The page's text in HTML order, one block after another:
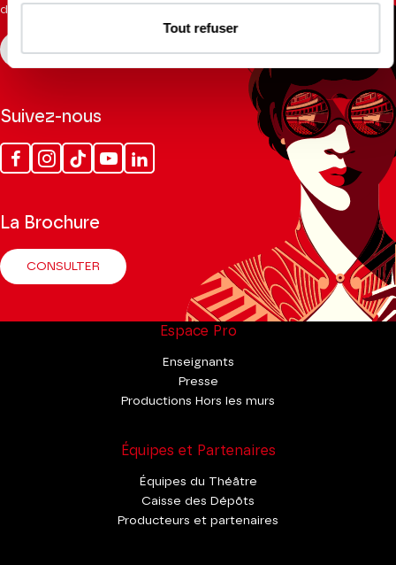
Tout refuser
du Théâtre.
S'INSCRIRE
Suivez-nous
FacebookInstagram
Tik
Tok
YoutubeLinkedin
La Brochure
CONSULTER
Espace Pro
Enseignants
Presse
Productions Hors les murs
Équipes et Partenaires
Équipes du Théâtre
Caisse des Dépôts
Producteurs et partenaires